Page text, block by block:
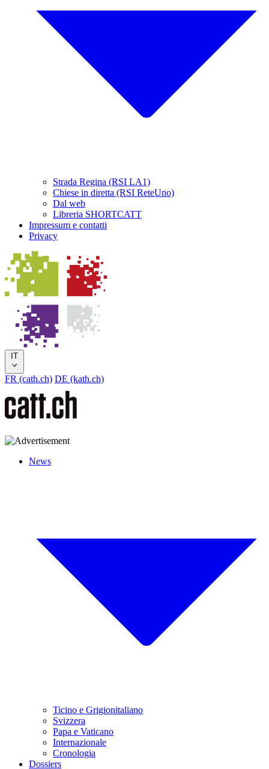
Strada Regina (RSI LA1)
Chiese in diretta (RSI ReteUno)
Dal web
Libreria SHORTCATT
Impressum e contatti
Privacy
IT
FR (cath.ch) DE (kath.ch)
News
Ticino e Grigionitaliano
Svizzera
Papa e Vaticano
Internazionale
Cronologia
Dossiers